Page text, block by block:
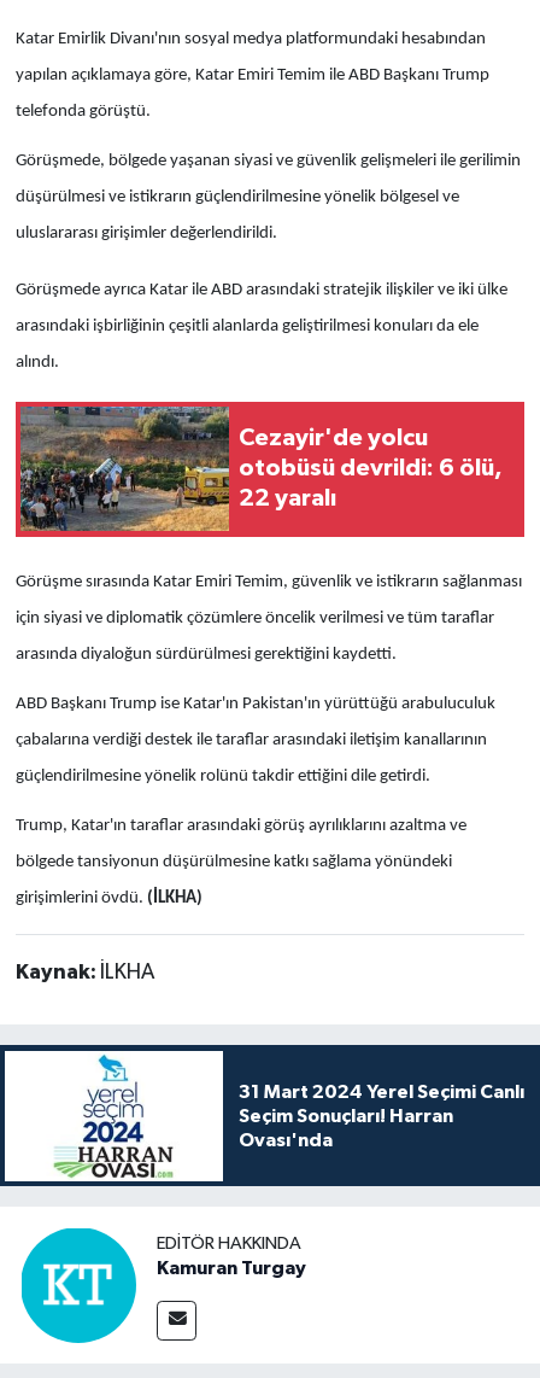
Katar Emirlik Divanı'nın sosyal medya platformundaki hesabından
yapılan açıklamaya göre, Katar Emiri Temim ile ABD Başkanı Trump
telefonda görüştü.
Görüşmede, bölgede yaşanan siyasi ve güvenlik gelişmeleri ile gerilimin
düşürülmesi ve istikrarın güçlendirilmesine yönelik bölgesel ve
uluslararası girişimler değerlendirildi.
Görüşmede ayrıca Katar ile ABD arasındaki stratejik ilişkiler ve iki ülke
arasındaki işbirliğinin çeşitli alanlarda geliştirilmesi konuları da ele
alındı.
Cezayir'de yolcu
otobüsü devrildi: 6 ölü,
22 yaralı
Görüşme sırasında Katar Emiri Temim, güvenlik ve istikrarın sağlanması
için siyasi ve diplomatik çözümlere öncelik verilmesi ve tüm taraflar
arasında diyaloğun sürdürülmesi gerektiğini kaydetti.
ABD Başkanı Trump ise Katar'ın Pakistan'ın yürüttüğü arabuluculuk
çabalarına verdiği destek ile taraflar arasındaki iletişim kanallarının
güçlendirilmesine yönelik rolünü takdir ettiğini dile getirdi.
Trump, Katar'ın taraflar arasındaki görüş ayrılıklarını azaltma ve
bölgede tansiyonun düşürülmesine katkı sağlama yönündeki
girişimlerini övdü. (İLKHA)
Kaynak: İLKHA
31 Mart 2024 Yerel Seçimi Canlı
Seçim Sonuçları! Harran
Ovası'nda
EDITÖR HAKKINDA
Kamuran Turgay